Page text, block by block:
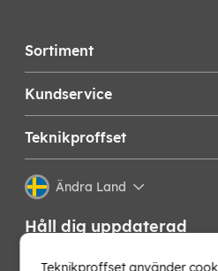
Sortiment
Kundservice
Teknikproffset
Ändra Land
Håll dig uppdaterad
Få de senaste nyheterna,
Teknikproffset använder